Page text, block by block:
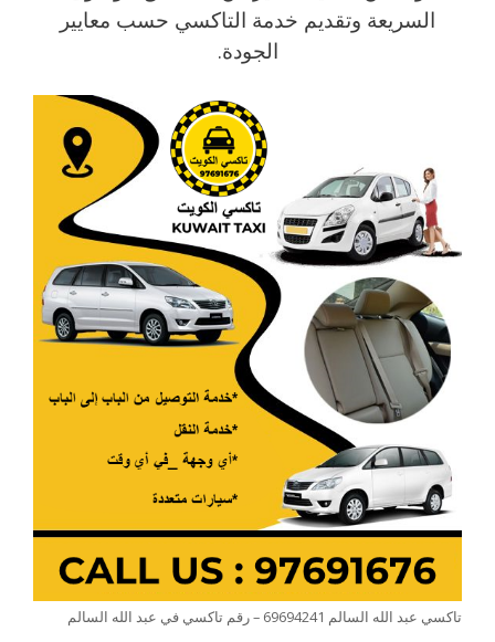
السريعة وتقديم خدمة التاكسي حسب معايير
الجودة.
تاكسي عبد الله السالم 69694241 – رقم تاكسي في عبد الله السالم